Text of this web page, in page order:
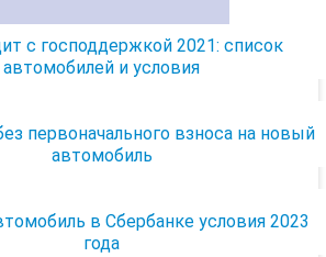
с господдержкой 2021: список
автомобилей и условия
первоначального взноса на новый
автомобиль
в Сбербанке условия 2023
года